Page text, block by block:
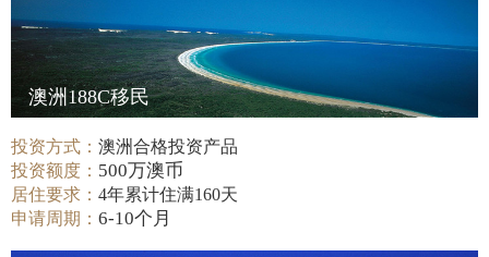
澳洲188C移民
投资方式：澳洲合格投资产品
投资额度： 500万澳币
居住要求：4年累计住满160天
申请周期：6-10个月